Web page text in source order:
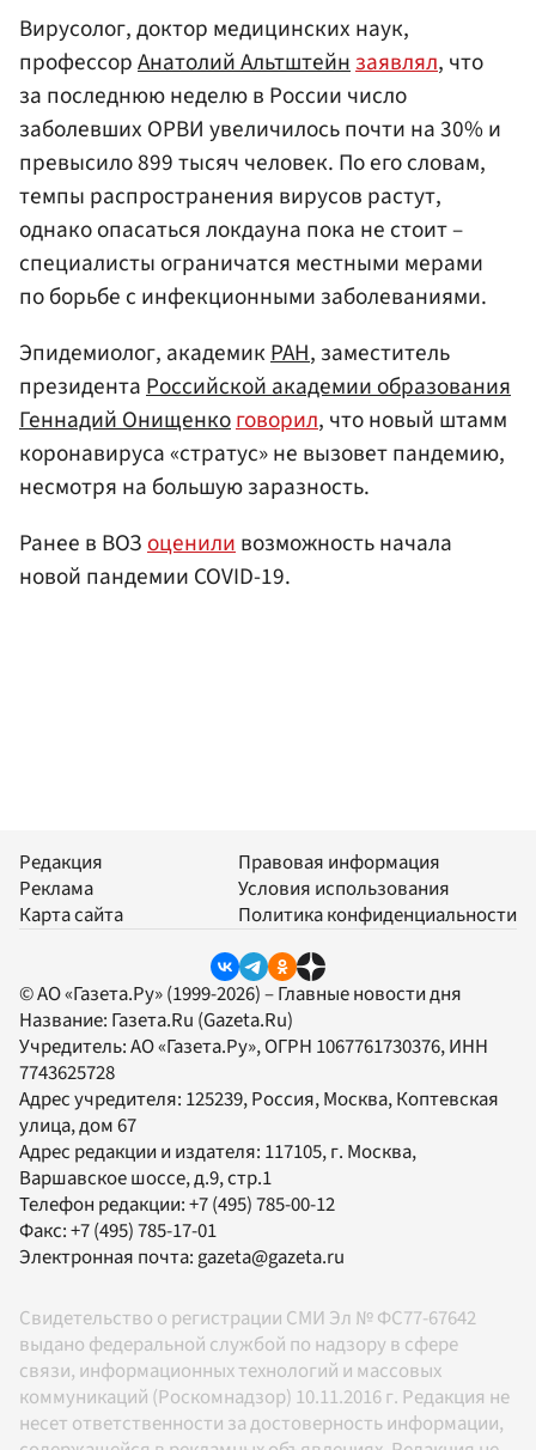
Вирусолог, доктор медицинских наук,
профессорАнатолий Альтштейн заявлял, что
за последнюю неделю в России число
заболевших ОРВИ увеличилось почти на 30% и
превысило 899 тысяч человек. По его словам,
темпы распространения вирусов растут,
однако опасаться локдауна пока не стоит –
специалисты ограничатся местными мерами
по борьбе с инфекционными заболеваниями.
Эпидемиолог, академикРАН, заместитель
президентаРоссийской академии образования
Геннадий Онищенкоговорил, что новый штамм
коронавируса «стратус» не вызовет пандемию,
несмотря на большую заразность.
Ранее в ВОЗоцениливозможность начала
новой пандемии COVID-19.
Редакция
Реклама
Карта сайта
Правовая информация
Условия использования
Политика конфиденциальности
© АО «Газета.Ру» (1999-2026) – Главные новости дня
Название: Газета.Ru (Gazeta.Ru)
Учредитель:АО «Газета.Ру», ОГРН 1067761730376, ИНН
7743625728
Адрес учредителя: 125239, Россия, Москва, Коптевская
улица, дом 67
Адрес редакции и издателя: 117105, г. Москва,
Варшавское шоссе, д.9, стр.1
Телефон редакции:+7 (495) 785-00-12
Факс:+7 (495) 785-17-01
Электронная почта:gazeta@gazeta.ru
Свидетельство о регистрации СМИ Эл № ФС77-67642
выдано федеральной службой по надзору в сфере
связи, информационных технологий и массовых
коммуникаций (Роскомнадзор) 10.11.2016 г. Редакция не
несет ответственности за достоверность информации,